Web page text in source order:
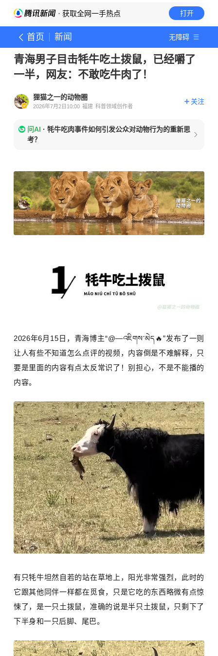
· 获取全网一手热点 打开
首页 新闻 无障碍
青海男子目击牦牛吃土拨鼠，已经嚼了
一半，网友：不敢吃牛肉了！
狸猫之一的动物圈
2026年7月2日10:00 福建 科普领域创作者
关注
问AI · 牦牛吃肉事件如何引发公众对动物行为的重新思
考？
2026年6月15日，青海博主“@—འཇིགས་མེད🔥”发布了一则
让人有些不知道怎么点评的视频，内容倒是不难解释，只
要是里面的内容有点太反常识了！别担心，不是不能播的
内容。
有只牦牛坦然自若的站在草地上，阳光非常强烈，此时的
它跟其他同伴一样都在觅食，只是它吃的东西略微有点惊
悚了，是一只土拨鼠，准确的说是半只土拨鼠，只剩下了
下半身和一只后脚、尾巴。